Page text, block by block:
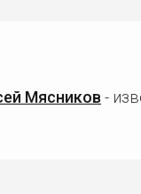
Мясников -